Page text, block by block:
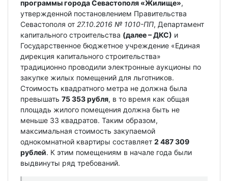
программы города Севастополя «Жилище»,
утвержденной постановлением Правительства
Севастополя от 27.10.2016 № 1010-ПП, Департамент
капитального строительства (далее – ДКС) и
Государственное бюджетное учреждение «Единая
дирекция капитального строительства»
традиционно проводили электронные аукционы по
закупке жилых помещений для льготников.
Стоимость квадратного метра не должна была
превышать 75 353 рубля, в то время как общая
площадь жилого помещения должна быть не
меньше 33 квадратов. Таким образом,
максимальная стоимость закупаемой
однокомнатной квартиры составляет 2 487 309
рублей. К этим помещениям в начале года были
выдвинуты ряд требований.